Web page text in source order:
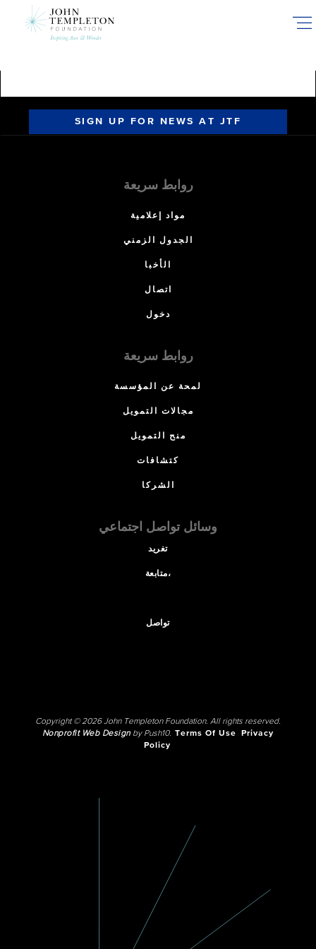
SIGN UP FOR NEWS AT JTF
روابط سريعة
مواد إعلامية
الجدول الزمني
الأخبا
اتصال
دخول
روابط سريعة
لمحة عن المؤسسة
مجالات التمويل
منح التمويل
كتشافات
الشركا
وسائل تواصل اجتماعي
تغريد
متابعة،
تواصل
Copyright © 2026 John Templeton Foundation. All rights reserved.
Nonprofit Web Designby Push10. Terms Of Use
Privacy
Policy